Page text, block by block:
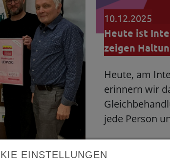
10.12.2025
Heute ist
zeigen
Heute, am
erinnern wir
jede Person
EINSTELLUNGEN